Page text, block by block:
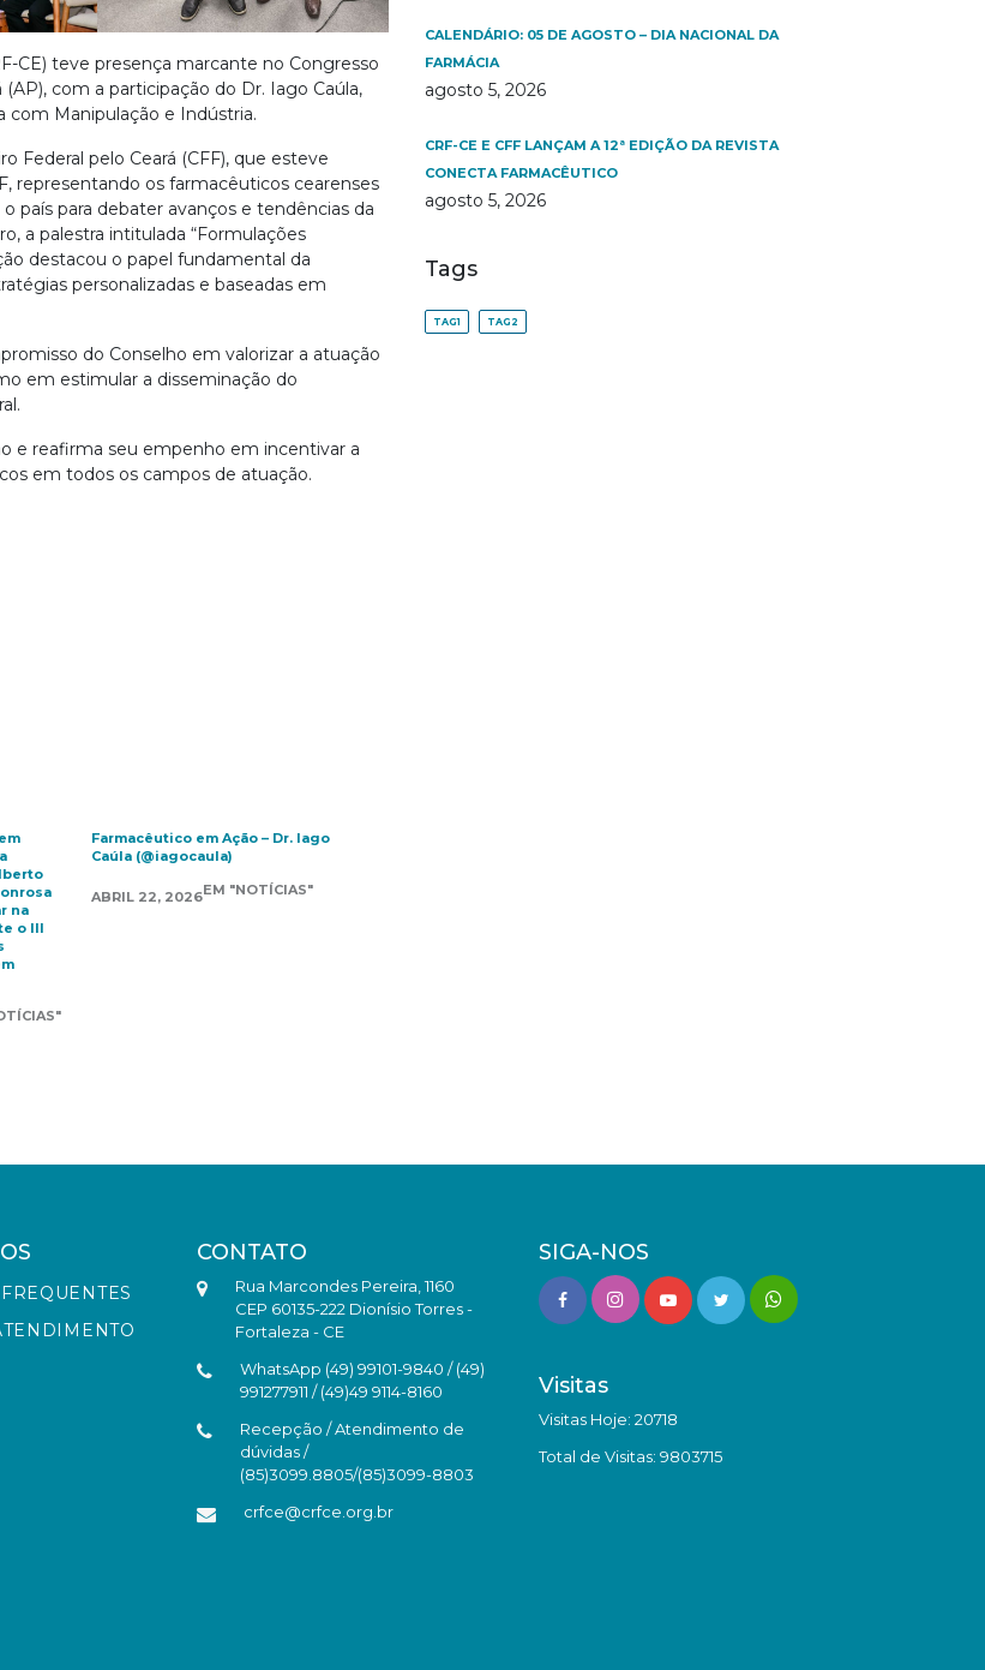
CE) teve presença marcante no Congresso
com a participação do Dr. Iago Caúla,
com Manipulação e Indústria.
Federal pelo Ceará (CFF), que esteve
representando os farmacêuticos cearenses
país para debater avanços e tendências da
a palestra intitulada “Formulações
destacou o papel fundamental da
personalizadas e baseadas em
do Conselho em valorizar a atuação
em estimular a disseminação do
e reafirma seu empenho em incentivar a
em todos os campos de atuação.
na
o III
Farmacêutico em Ação – Dr. Iago
Caúla (@iagocaula)
ABRIL 22, 2026EM "NOTÍCIAS"
CALENDÁRIO: 05 DE AGOSTO – DIA NACIONAL DA
FARMÁCIA
agosto 5, 2026
CRF-CE E CFF LANÇAM A 12ª EDIÇÃO DA REVISTA
CONECTA FARMACÊUTICO
agosto 5, 2026
Tags
TAG1 TAG2
CONTATO
Rua Marcondes Pereira, 1160
CEP 60135-222 Dionísio Torres -
Fortaleza - CE
WhatsApp (49) 99101-9840 / (49)
991277911 / (49)49 9114-8160
Recepção / Atendimento de
dúvidas /
(85)3099.8805/(85)3099-8803
crfce@crfce.org.br
SIGA-NOS
Visitas
Visitas Hoje: 20718
Total de Visitas: 9803715